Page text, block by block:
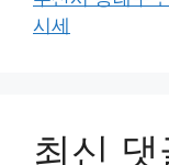
시세
최신 댓